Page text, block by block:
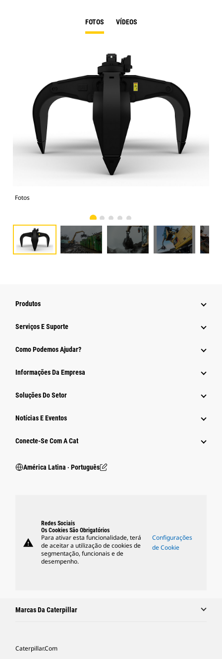
FOTOS VÍDEOS
Fotos
Produtos
Serviços E Suporte
Como Podemos Ajudar?
Informações Da Empresa
Soluções Do Setor
Notícias E Eventos
Conecte-Se Com A Cat
América Latina ‧ Português
warning
Redes Sociais
Os Cookies São Obrigatórios
Para ativar esta funcionalidade, terá
de aceitar a utilização de cookies de
segmentação, funcionais e de
desempenho.
Configurações
de Cookie
Marcas Da Caterpillar
Caterpillar.com